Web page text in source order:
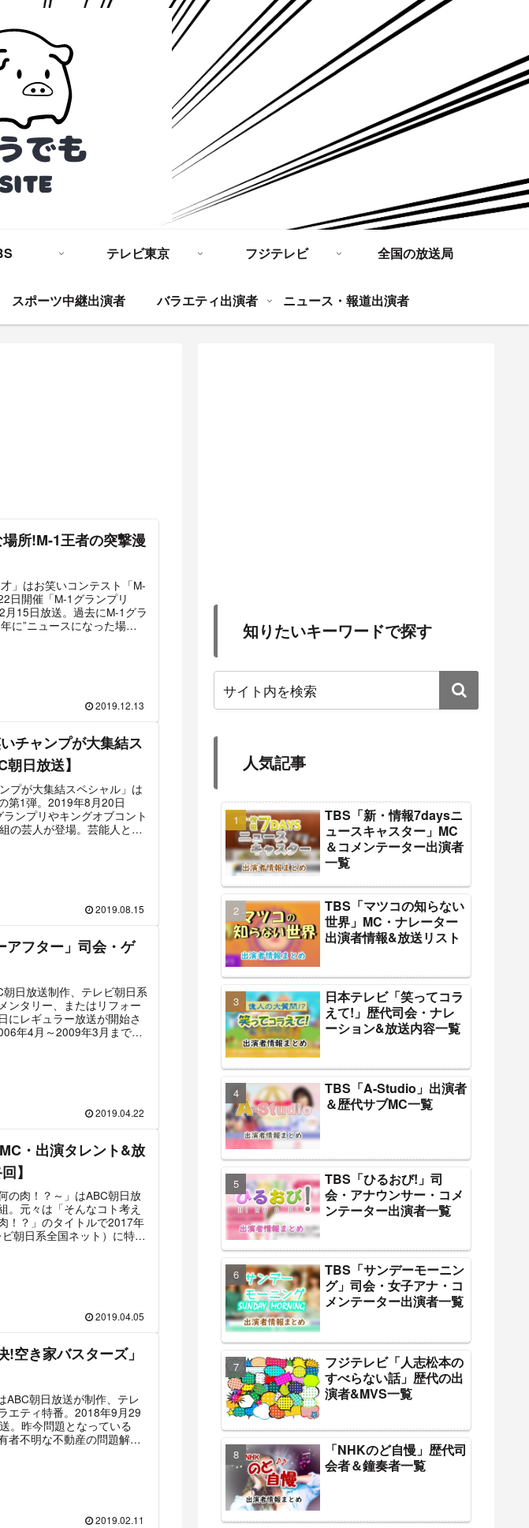
テレビ東京 フジテレビ 全国の放送局
スポーツ中継出演者 バラエティ出演者 ニュース・報道出演者
所!M-1王者の突撃漫
」はお笑いコンテスト「M-
日開催「M-1グランプリ
15日放送。過去にM-1グラ
に”ニュースになった場
では「2019ニュースな場
2019.12.13
チャンプが大集結ス
日放送】
プが大集結スペシャル」は
第1弾。2019年8月20日
ンプリやキングオブコント
の芸人が登場。芸能人との
特別編2時間SP」として再放
2019.08.15
アフター」司会・ゲ
朝日放送制作、テレビ朝日系
ンタリー、またはリフォー
にレギュラー放送が開始さ
年4月～2009年3月までは
なく「家族の問題を”家屋の
を多分に含んでいる。出演
フォーム現場を監修する
頼人など様々である。番
のレギュラーが出演して
ーアフター」の特番第2期
放送は2022年2月20日放送
20年空き家だった家・親子
ン・えとう窓口が家族と大
った家」をリフォームす
2019.04.22
・出演タレント&放
】
の肉！？～」はABC朝日放
。元々は「そんなコト考え
！？」のタイトルで2017年
朝日系全国ネット）に特番
年4月20日からは番組名も
ーアルを実施した。MCとア
いう「芸能人格付けチェ
年3月1日の放送をもって番
2019.04.05
空き家バスターズ」
ABC朝日放送が制作、テレ
エティ特番。2018年9月29
。昨今問題となっている
者不明な不動産の問題解決
出演者情報を中心にまとめ
2019.02.11
知りたいキーワードで探す
人気記事
TBS「新・情報7daysニ
ュースキャスター」MC
＆コメンテーター出演者
一覧
TBS「マツコの知らない
世界」MC・ナレーター
出演者情報&放送リスト
日本テレビ「笑ってコラ
えて!」歴代司会・ナレ
ーション&放送内容一覧
TBS「A-Studio」出演者
＆歴代サブMC一覧
TBS「ひるおび!」司
会・アナウンサー・コメ
ンテーター出演者一覧
TBS「サンデーモーニン
グ」司会・女子アナ・コ
メンテーター出演者一覧
フジテレビ「人志松本の
すべらない話」歴代の出
演者&MVS一覧
「NHKのど自慢」歴代司
会者＆鐘奏者一覧